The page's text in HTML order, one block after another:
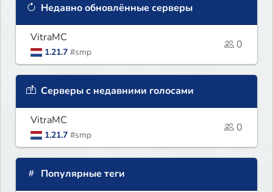
Недавно обновлённые серверы
VitraMC
1.21.7 #smp
0
Серверы с недавними голосами
VitraMC
1.21.7 #smp
0
Популярные теги